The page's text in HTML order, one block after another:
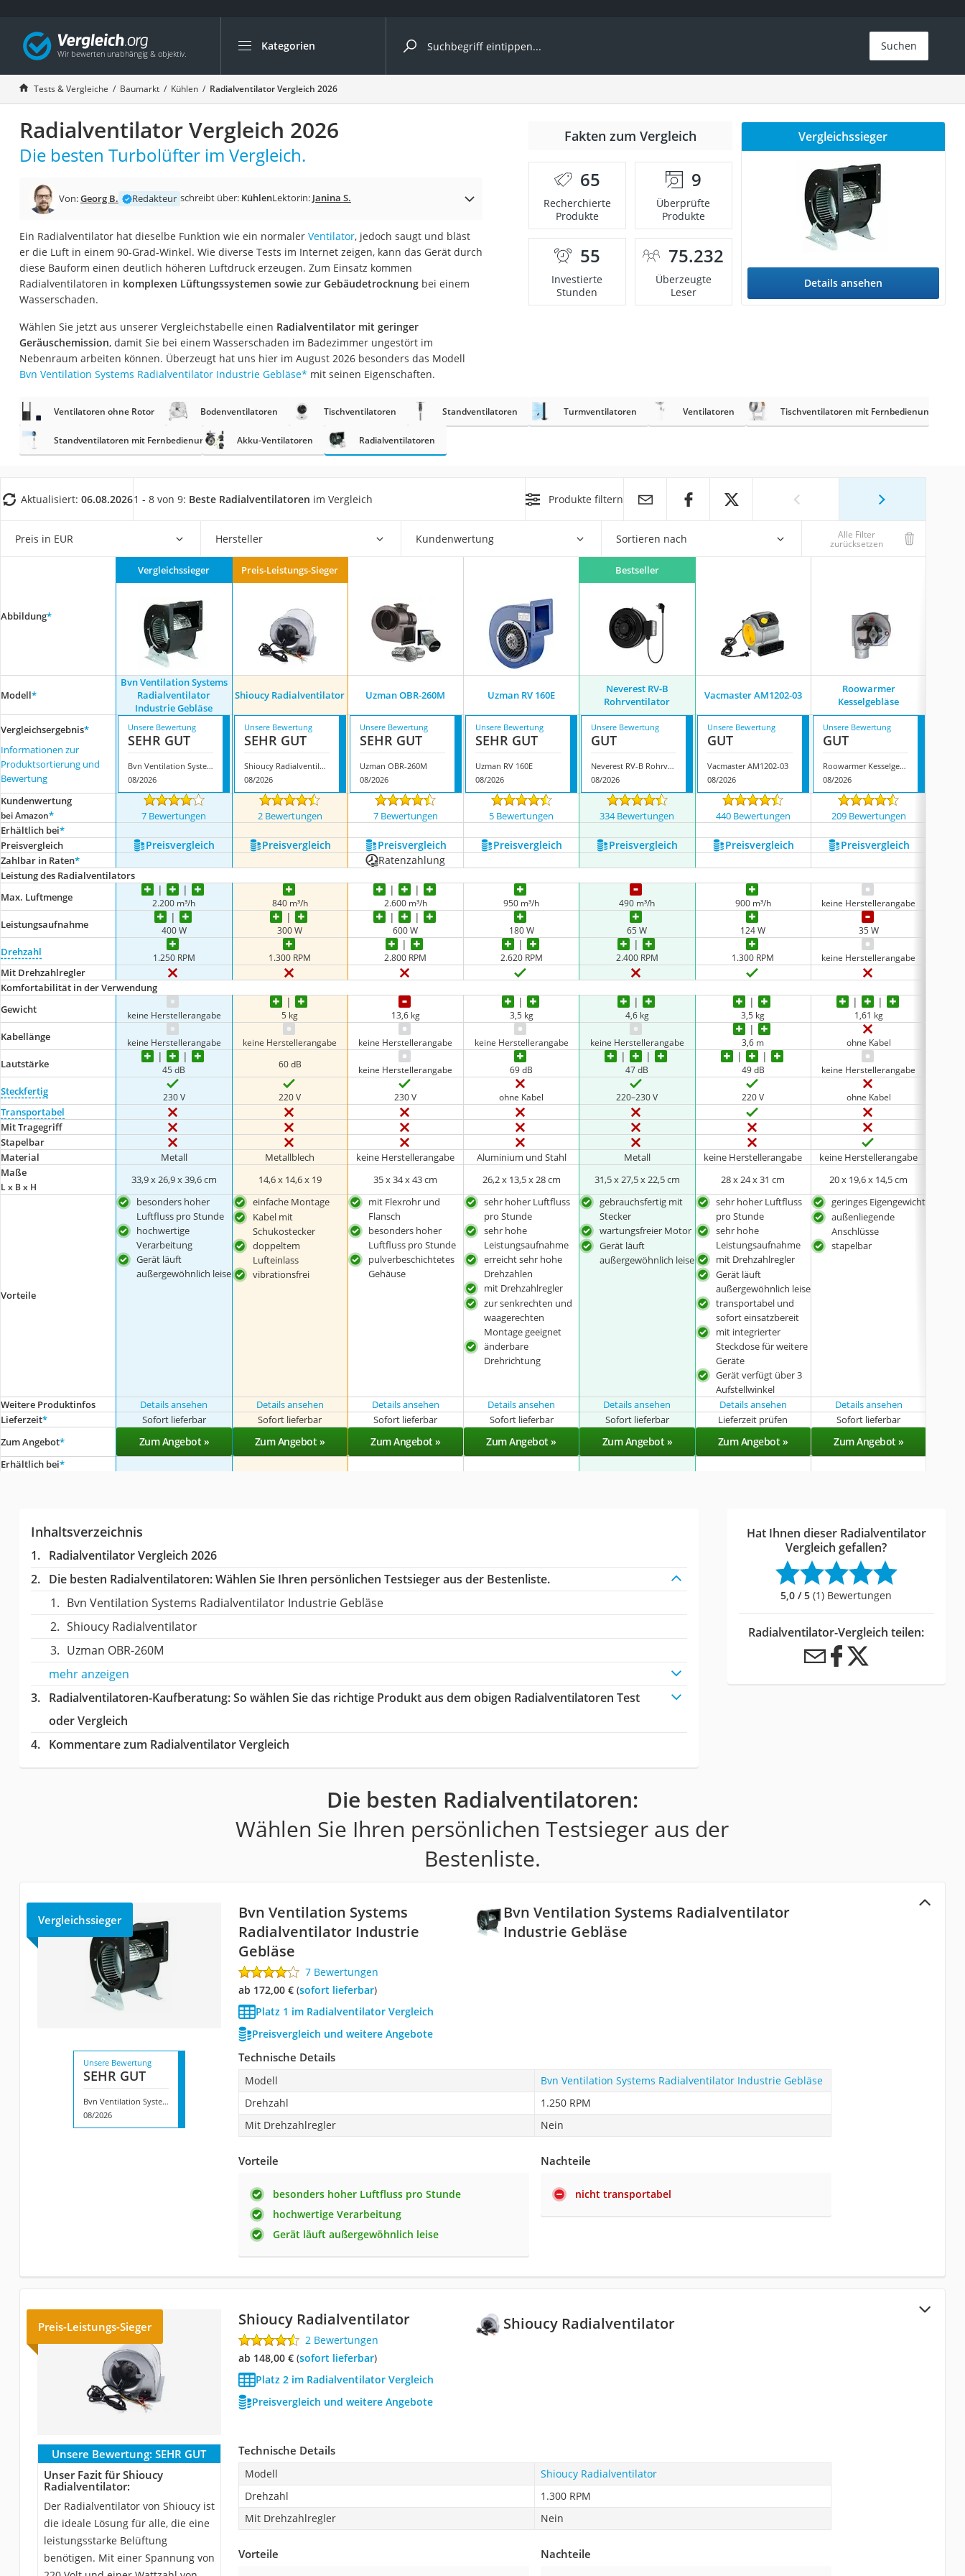
Kategorien
Die beliebtesten Vergleiche nach Kategorie
Baumarkt
Tresor feuerfest
Makita-Akku-Rasenmäher
Kappsäge
Smartes Türschloss
Akku-Rasentrimmer
Split-Klimaanlage 2 Innengeräte
Pelletofen
Bohrmaschine
Fliesenschneider
Hochdruckreiniger
Doppelschleifer
Überwachungskamera
Benzinrasenmäher mit Elektrostart
Akku-Laubsauger
Multimeter
Gasdurchlauferhitzer
Service
Suchen
Tests & Vergleiche Baumarkt Kühlen Radialventilator Vergleich 2026
Radialventilator Vergleich 2026
Die besten Turbolüfter im Vergleich.
Von:Georg B. Redakteur schreibt über: KühlenLektorin: Janina S.
Ein Radialventilator hat dieselbe Funktion wie ein normaler Ventilator, jedoch saugt und bläst
er die Luft in einem 90-Grad-Winkel. Wie diverse Tests im Internet zeigen, kann das Gerät durch
diese Bauform einen deutlich höheren Luftdruck erzeugen. Zum Einsatz kommen
Radialventilatoren in komplexen Lüftungssystemen sowie zur Gebäudetrocknung bei einem
Wasserschaden.
Wählen Sie jetzt aus unserer Vergleichstabelle einen Radialventilator mit geringer
Geräuschemission, damit Sie bei einem Wasserschaden im Badezimmer ungestört im
Nebenraum arbeiten können. Überzeugt hat uns hier im August 2026 besonders das Modell
Bvn Ventilation Systems Radialventilator Industrie Gebläse* mit seinen Eigenschaften.
Fakten zum Vergleich
65
Recherchierte
Produkte
9
Überprüfte
Produkte
55
Investierte
Stunden
75.232
Überzeugte
Leser
Vergleichssieger
Details ansehen
Ventilatoren ohne Rotor Bodenventilatoren Tischventilatoren Standventilatoren Turmventilatoren Ventilatoren Tischventilatoren mit Fernbedienung
Standventilatoren mit Fernbedienung Akku-Ventilatoren Radialventilatoren
Aktualisiert: 06.08.20261 - 8 von 9: Beste Radialventilatoren im Vergleich Produkte filtern
Preis in EUR Hersteller Kundenwertung Sortieren nach Alle Filter
zurücksetzen
Abbildung*
Vergleichssieger Preis-Leistungs-Sieger Bestseller
Modell*
Bvn Ventilation Systems
Radialventilator
Industrie Gebläse
Shioucy Radialventilator Uzman OBR-260M Uzman RV 160E
Neverest RV-B
Rohrventilator
Vacmaster AM1202-03
Roowarmer
Kesselgebläse
Vergleichsergebnis*
Informationen zur
Produktsortierung und
Bewertung
Unsere Bewertung
SEHR GUT
Bvn Ventilation Systems Radialventilator Industrie Gebläse
08/2026
Unsere Bewertung
SEHR GUT
Shioucy Radialventilator
08/2026
Unsere Bewertung
SEHR GUT
Uzman OBR-260M
08/2026
Unsere Bewertung
SEHR GUT
Uzman RV 160E
08/2026
Unsere Bewertung
GUT
Neverest RV-B Rohrventilator
08/2026
Unsere Bewertung
GUT
Vacmaster AM1202-03
08/2026
Unsere Bewertung
GUT
Roowarmer Kesselgebläse
08/2026
Kundenwertung
bei Amazon* 7 Bewertungen 2 Bewertungen 7 Bewertungen 5 Bewertungen 334 Bewertungen 440 Bewertungen 209 Bewertungen
Erhältlich bei*
Preis­vergleich
Preis­vergleich Preis­vergleich Preis­vergleich Preis­vergleich Preis­vergleich Preis­vergleich Preis­vergleich
Zahlbar in Raten* Ratenzahlung
Leistung des Radialventilators
Max. Luftmenge
2.200 m³/h 840 m³/h 2.600 m³/h 950 m³/h 490 m³/h 900 m³/h keine Herstellerangabe
Leistungsaufnahme 400 W 300 W 600 W 180 W 65 W 124 W 35 W
Drehzahl 1.250 RPM 1.300 RPM 2.800 RPM 2.620 RPM 2.400 RPM 1.300 RPM keine Herstellerangabe
Mit Drehzahlregler
Komfortabilität in der Verwendung
Gewicht
keine Herstellerangabe 5 kg 13,6 kg 3,5 kg 4,6 kg 3,5 kg 1,61 kg
Kabellänge keine Herstellerangabe keine Herstellerangabe keine Herstellerangabe keine Herstellerangabe keine Herstellerangabe 3,6 m ohne Kabel
Lautstärke 45 dB
60 dB
keine Herstellerangabe 69 dB 47 dB 49 dB keine Herstellerangabe
Steckfertig 230 V 220 V 230 V ohne Kabel 220–230 V 220 V ohne Kabel
Transportabel
Mit Tragegriff
Stapelbar
Material
Metall Metallblech keine Herstellerangabe Aluminium und Stahl Metall keine Herstellerangabe keine Herstellerangabe
Maße
L x B x H
33,9 x 26,9 x 39,6 cm 14,6 x 14,6 x 19 35 x 34 x 43 cm 26,2 x 13,5 x 28 cm 31,5 x 27,5 x 22,5 cm 28 x 24 x 31 cm 20 x 19,6 x 14,5 cm
Vorteile
besonders hoher
Luftfluss pro Stunde
hochwertige
Verarbeitung
Gerät läuft
außergewöhnlich leise
einfache Montage
Kabel mit
Schukostecker
doppeltem
Lufteinlass
vibrationsfrei
mit Flexrohr und
Flansch
besonders hoher
Luftfluss pro Stunde
pulverbeschichtetes
Gehäuse
sehr hoher Luftfluss
pro Stunde
sehr hohe
Leistungsaufnahme
erreicht sehr hohe
Drehzahlen
mit Drehzahlregler
zur senkrechten und
waagerechten
Montage geeignet
änderbare
Drehrichtung
gebrauchsfertig mit
Stecker
wartungsfreier Motor
Gerät läuft
außergewöhnlich leise
sehr hoher Luftfluss
pro Stunde
sehr hohe
Leistungsaufnahme
mit Drehzahlregler
Gerät läuft
außergewöhnlich leise
transportabel und
sofort einsatzbereit
mit integrierter
Steckdose für weitere
Geräte
Gerät verfügt über 3
Aufstellwinkel
geringes Eigengewicht
außenliegende
Anschlüsse
stapelbar
Weitere Produktinfos Details ansehen Details ansehen Details ansehen Details ansehen Details ansehen Details ansehen
Details ansehen
Lieferzeit* Sofort lieferbar Sofort lieferbar Sofort lieferbar Sofort lieferbar Sofort lieferbar Lieferzeit prüfen Sofort lieferbar
Zum Angebot* Zum Angebot » Zum Angebot » Zum Angebot » Zum Angebot » Zum Angebot » Zum Angebot » Zum Angebot »
Erhältlich bei*
Inhaltsverzeichnis
Radialventilator Vergleich 2026
Die besten Radialventilatoren:Wählen Sie Ihren persönlichen Testsieger aus der Bestenliste.
Bvn Ventilation Systems Radialventilator Industrie Gebläse
Shioucy Radialventilator
Uzman OBR-260M
mehr anzeigen
Radialventilatoren-Kaufberatung: So wählen Sie das richtige Produkt aus dem obigen Radialventilatoren Test
oder Vergleich
Kommentare zum Radialventilator Vergleich
Hat Ihnen dieser Radialventilator
Vergleich gefallen?
5,0 / 5 (1) Bewertungen
Radialventilator-Vergleich teilen:
Die besten Radialventilatoren:
Wählen Sie Ihren persönlichen Testsieger aus der
Bestenliste.
Bvn Ventilation Systems Radialventilator
Industrie Gebläse
Vergleichssieger
Bvn Ventilation Systems
Radialventilator Industrie
Gebläse
7 Bewertungen
ab 172,00 €( Sofort lieferbar)
Platz 1 im Radialventilator Vergleich
Preisvergleich und weitere Angebote
Unsere Bewertung
SEHR GUT
Bvn Ventilation Systems Radialventilator Industrie Gebläse
08/2026
Technische Details
Modell
Bvn Ventilation Systems Radialventilator Industrie Gebläse
Drehzahl
1.250 RPM
Mit Drehzahlregler
Nein
Vorteile
besonders hoher Luftfluss pro Stunde
hochwertige Verarbeitung
Gerät läuft außergewöhnlich leise
Nachteile
nicht transportabel
Shioucy Radialventilator
Preis-Leistungs-Sieger Shioucy Radialventilator
2 Bewertungen
ab 148,00 €( Sofort lieferbar)
Platz 2 im Radialventilator Vergleich
Preisvergleich und weitere Angebote
Unsere Bewertung: SEHR GUT
Unser Fazit für Shioucy
Radialventilator:
Der Radialventilator von Shioucy ist
die ideale Lösung für alle, die eine
leistungsstarke Belüftung
benötigen. Mit einer Spannung von
Technische Details
Modell
Shioucy Radialventilator
Drehzahl
1.300 RPM
Mit Drehzahlregler
Nein
Vorteile Nachteile